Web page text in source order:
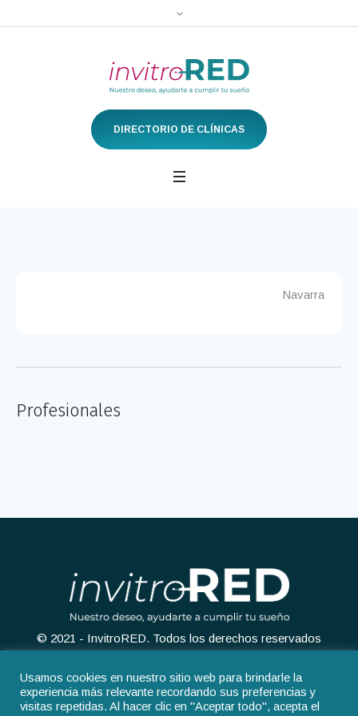
DIRECTORIO DE CLÍNICAS
Navarra
Profesionales
© 2021 - InvitroRED. Todos los derechos reservados
Usamos cookies en nuestro sitio web para brindarle la
experiencia más relevante recordando sus preferencias y
visitas repetidas. Al hacer clic en "Aceptar todo", acepta el